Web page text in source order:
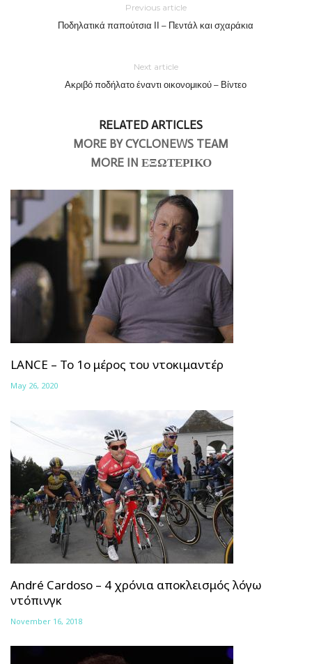
Previous article
Ποδηλατικά παπούτσια ΙΙ – Πεντάλ και σχαράκια
Next article
Ακριβό ποδήλατο έναντι οικονομικού – Βίντεο
RELATED ARTICLES
MORE BY CYCLONEWS TEAM
MORE IN ΕΞΩΤΕΡΙΚΟ
LANCE – Το 1ο μέρος του ντοκιμαντέρ
May 26, 2020
André Cardoso – 4 χρόνια αποκλεισμός λόγω
ντόπινγκ
November 16, 2018